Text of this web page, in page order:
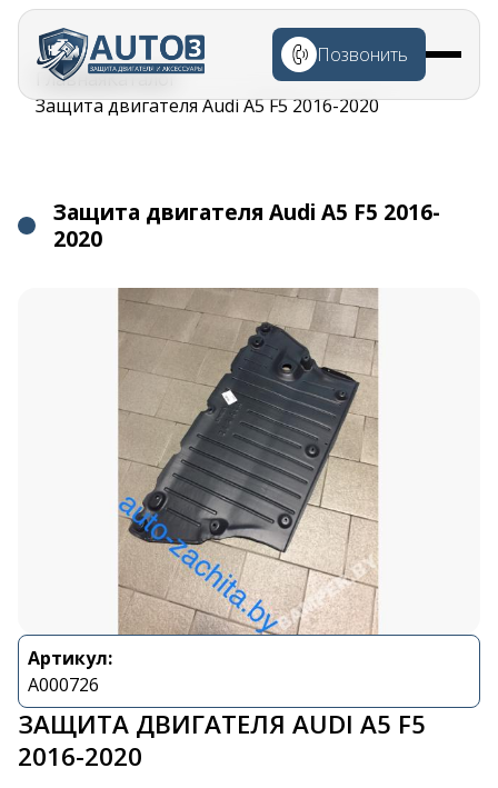
Перейти к
основному
содержанию
Позвонить
Строка
навигации
ГлавнаяКаталог
Защита двигателя Audi A5 F5 2016-2020
Защита двигателя Audi A5 F5 2016-
2020
Артикул:
A000726
ЗАЩИТА ДВИГАТЕЛЯ AUDI A5 F5
2016-2020